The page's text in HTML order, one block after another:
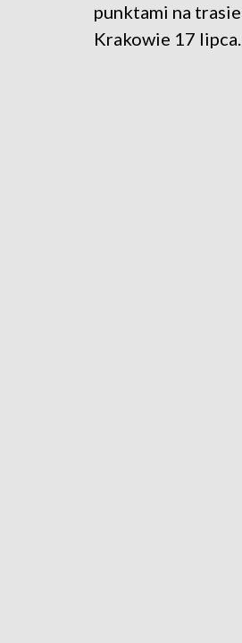
punktami na
Krakowie 17 lipca.